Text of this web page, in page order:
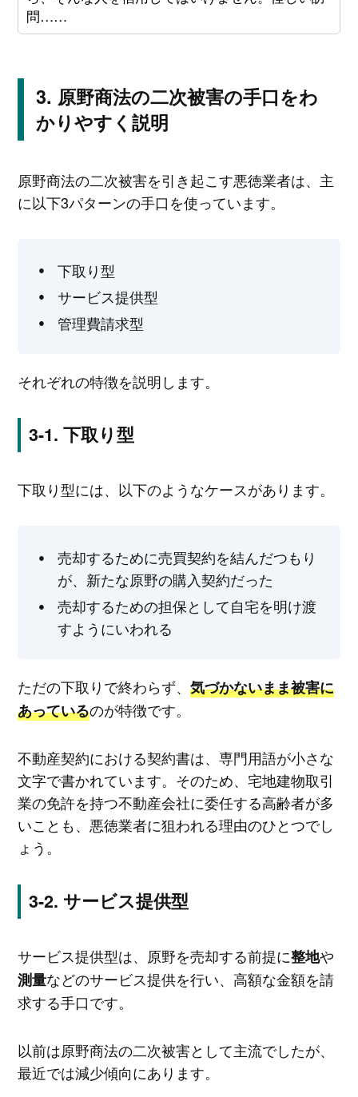
問……
原野商法の二次被害の手口をわ
かりやすく説明
原野商法の二次被害を引き起こす悪徳業者は、主
に以下3パターンの手口を使っています。
下取り型
サービス提供型
管理費請求型
それぞれの特徴を説明します。
下取り型
下取り型には、以下のようなケースがあります。
売却するために売買契約を結んだつもり
が、新たな原野の購入契約だった
売却するための担保として自宅を明け渡
すようにいわれる
ただの下取りで終わらず、 気づかないまま被害に
あっているのが特徴です。
不動産契約における契約書は、専門用語が小さな
文字で書かれています。そのため、宅地建物取引
業の免許を持つ不動産会社に委任する高齢者が多
いことも、悪徳業者に狙われる理由のひとつでし
ょう。
サービス提供型
サービス提供型は、原野を売却する前提に整地や
測量などのサービス提供を行い、高額な金額を請
求する手口です。
以前は原野商法の二次被害として主流でしたが、
最近では減少傾向にあります。